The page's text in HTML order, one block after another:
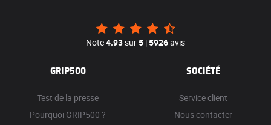
Note4.93sur5 |5926avis
GRIP500
Test de la presse
Pourquoi GRIP500 ?
SOCIÉTÉ
Service client
Nous contacter